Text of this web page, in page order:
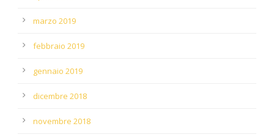
marzo 2019
febbraio 2019
gennaio 2019
dicembre 2018
novembre 2018